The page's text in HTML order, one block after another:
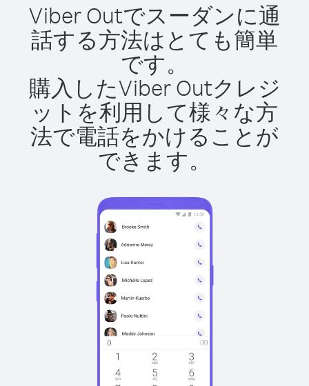
Viber Outでスーダンに通
話する方法はとても簡単
です。
購入したViber Outクレジ
ットを利用して様々な方
法で電話をかけることが
できます。